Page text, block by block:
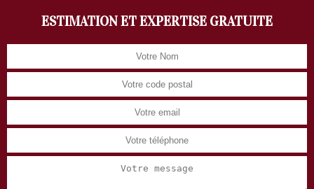
ESTIMATION ET EXPERTISE GRATUITE